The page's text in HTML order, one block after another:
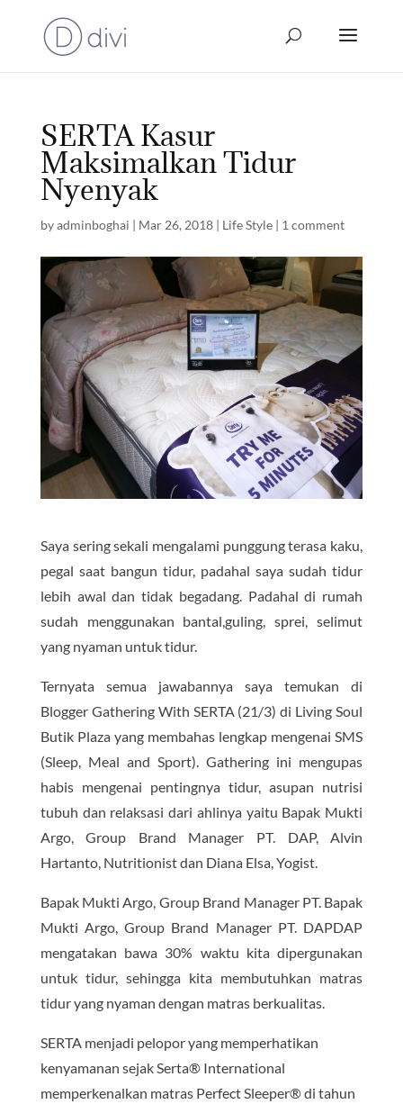
SERTA Kasur
Maksimalkan Tidur
Nyenyak
byadminboghai | Mar 26, 2018| Life Style| 1 comment
Saya sering sekali mengalami punggung terasa kaku,
pegal saat bangun tidur, padahal saya sudah tidur
lebih awal dan tidak begadang. Padahal di rumah
sudah menggunakan bantal,guling, sprei, selimut
yang nyaman untuk tidur.
Ternyata semua jawabannya saya temukan di
Blogger Gathering With SERTA (21/3) di Living Soul
Butik Plaza yang membahas lengkap mengenai SMS
(Sleep, Meal and Sport). Gathering ini mengupas
habis mengenai pentingnya tidur, asupan nutrisi
tubuh dan relaksasi dari ahlinya yaitu Bapak Mukti
Argo, Group Brand Manager PT. DAP, Alvin
Hartanto, Nutritionist dan Diana Elsa, Yogist.
Bapak Mukti Argo, Group Brand Manager PT. Bapak
Mukti Argo, Group Brand Manager PT. DAPDAP
mengatakan bawa 30% waktu kita dipergunakan
untuk tidur, sehingga kita membutuhkan matras
tidur yang nyaman dengan matras berkualitas.
SERTA menjadi pelopor yang memperhatikan
kenyamanan sejak Serta® International
memperkenalkan matras Perfect Sleeper® di tahun